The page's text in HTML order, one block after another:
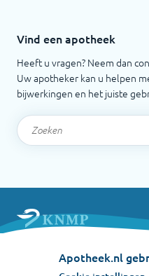
Vind een apotheek
Heeft u vragen? Neem dan
Uw apotheker kan u helpen
bijwerkingen en het juiste
NederlandseApotheek.nl